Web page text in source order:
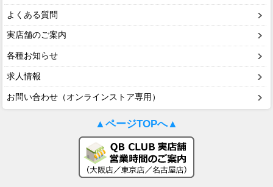
よくある質問
実店舗のご案内
各種お知らせ
求人情報
お問い合わせ（オンラインストア専用）
▲ページTOPへ▲